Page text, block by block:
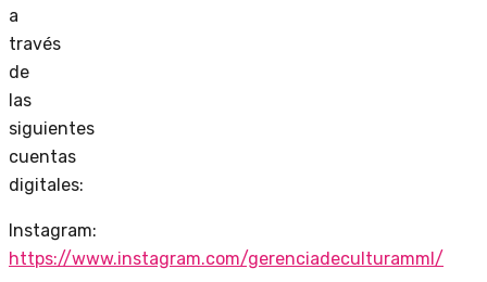
a
través
de
las
siguientes
cuentas
digitales:
Instagram:
https://www.instagram.com/gerenciadeculturamml/